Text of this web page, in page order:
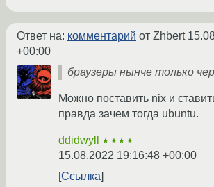
Ответ на: комментарий от Zhbert
+00:00
браузеры нынче только
Можно поставить nix и
правда зачем тогда ubuntu.
ddidwyll ★★★★
15.08.2022 19:16:48 +00:00
Ссылка